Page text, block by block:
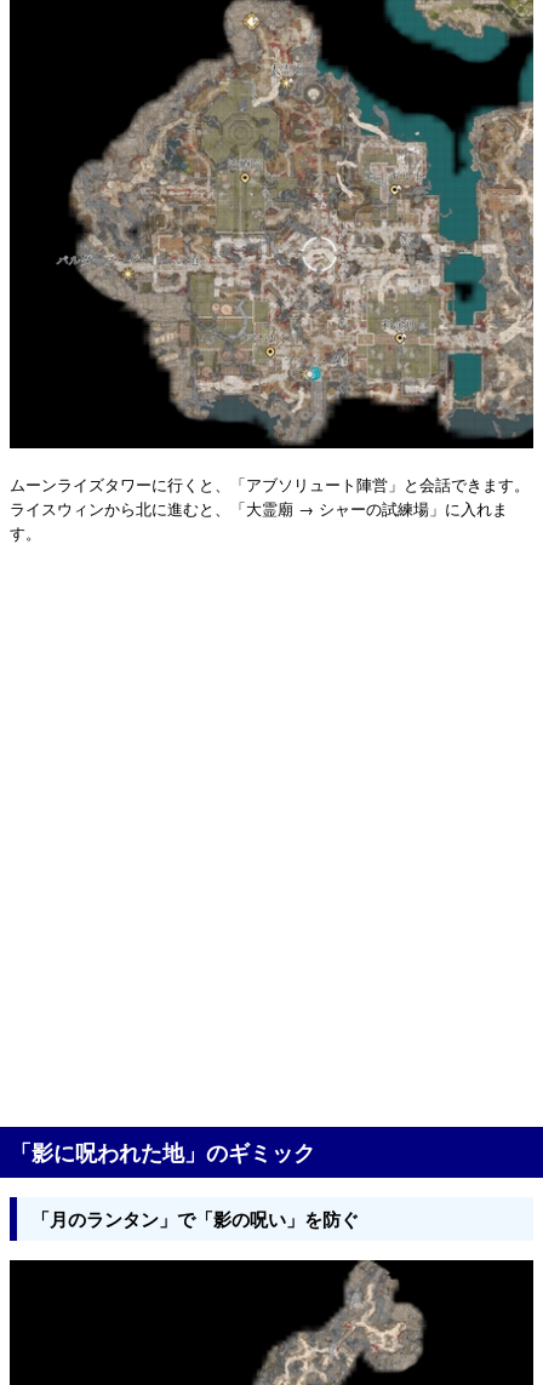
ムーンライズタワーに行くと、「アブソリュート陣営」と会話できます。
ライスウィンから北に進むと、「大霊廟 → シャーの試練場」に入れま
す。
「影に呪われた地」のギミック
「月のランタン」で「影の呪い」を防ぐ